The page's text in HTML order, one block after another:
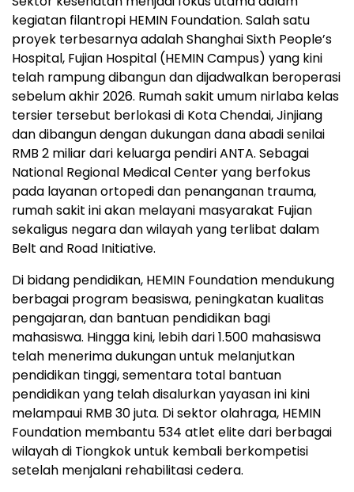
kegiatan filantropi HEMIN Foundation. Salah satu
proyek terbesarnya adalah Shanghai Sixth People’s
Hospital, Fujian Hospital (HEMIN Campus) yang kini
telah rampung dibangun dan dijadwalkan beroperasi
sebelum akhir 2026. Rumah sakit umum nirlaba kelas
tersier tersebut berlokasi di Kota Chendai, Jinjiang
dan dibangun dengan dukungan dana abadi senilai
RMB 2 miliar dari keluarga pendiri ANTA. Sebagai
National Regional Medical Center yang berfokus
pada layanan ortopedi dan penanganan trauma,
rumah sakit ini akan melayani masyarakat Fujian
sekaligus negara dan wilayah yang terlibat dalam
Belt and Road Initiative.
Di bidang pendidikan, HEMIN Foundation mendukung
berbagai program beasiswa, peningkatan kualitas
pengajaran, dan bantuan pendidikan bagi
mahasiswa. Hingga kini, lebih dari 1.500 mahasiswa
telah menerima dukungan untuk melanjutkan
pendidikan tinggi, sementara total bantuan
pendidikan yang telah disalurkan yayasan ini kini
melampaui RMB 30 juta. Di sektor olahraga, HEMIN
Foundation membantu 534 atlet elite dari berbagai
wilayah di Tiongkok untuk kembali berkompetisi
setelah menjalani rehabilitasi cedera.